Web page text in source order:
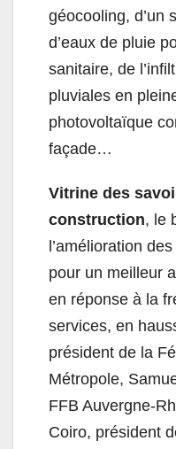
géocooling, d’un
d’eaux de pluie
sanitaire, de
pluviales en
photovoltaïque
façade…
Vitrine des
construction, le
l’amélioration
pour un meilleur
en réponse à la
services, en
président de la
Métropole,
FFB Auvergne-
Coiro, président